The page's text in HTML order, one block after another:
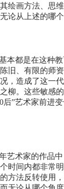
绘画方法、思
论从上述的哪
本都是在这种
旧、有限的师
，造成了这一
柳。这些敏感
后”艺术家前进
艺术家的作品
时间内都非常
方法反转使用